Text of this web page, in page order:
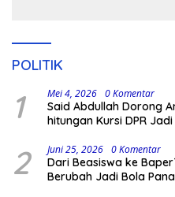
POLITIK
1 Mei 4, 2026 0 Komentar
Said Abdullah Dorong
hitungan Kursi DPR
2 Juni 25, 2026 0 Komentar
Dari Beasiswa ke
Berubah Jadi Bola